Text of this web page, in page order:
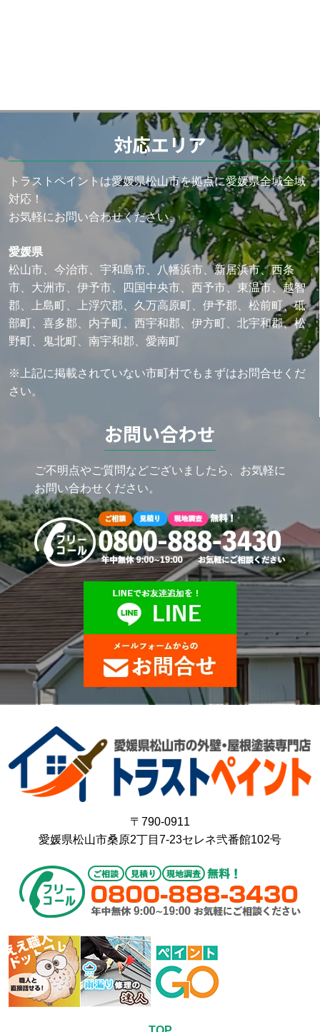
対応エリア
トラストペイントは愛媛県松山市を拠点に愛媛県全域全域
対応！
お気軽にお問い合わせください。
愛媛県
松山市、今治市、宇和島市、八幡浜市、新居浜市、西条
市、大洲市、伊予市、四国中央市、西予市、東温市、越智
郡、上島町、上浮穴郡、久万高原町、伊予郡、松前町、砥
部町、喜多郡、内子町、西宇和郡、伊方町、北宇和郡、松
野町、鬼北町、南宇和郡、愛南町
※上記に掲載されていない市町村でもまずはお問合せくだ
さい。
お問い合わせ
ご不明点やご質問などございましたら、お気軽に
お問い合わせください。
〒790-0911
愛媛県松山市桑原2丁目7-23セレネ弐番館102号